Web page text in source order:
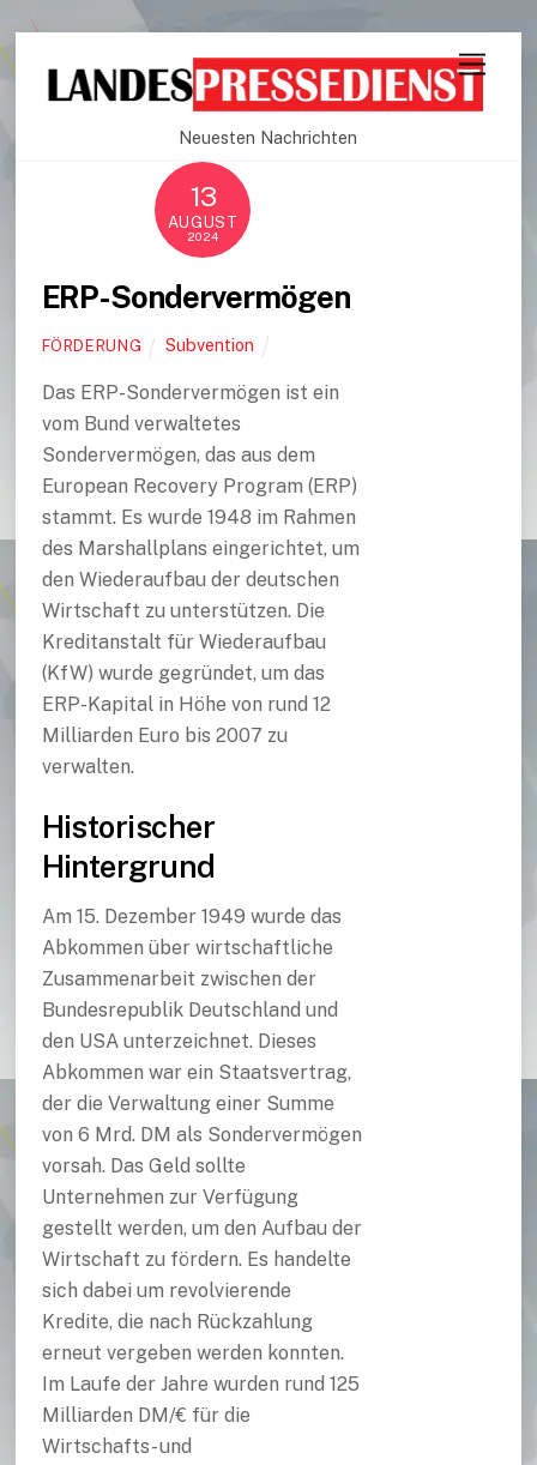
Neuesten Nachrichten
13
AUGUST
2024
ERP-Sondervermögen
FÖRDERUNG Subvention
Das ERP-Sondervermögen ist ein
vom Bund verwaltetes
Sondervermögen, das aus dem
European Recovery Program (ERP)
stammt. Es wurde 1948 im Rahmen
des Marshallplans eingerichtet, um
den Wiederaufbau der deutschen
Wirtschaft zu unterstützen. Die
Kreditanstalt für Wiederaufbau
(KfW) wurde gegründet, um das
ERP-Kapital in Höhe von rund 12
Milliarden Euro bis 2007 zu
verwalten.
Historischer
Hintergrund
Am 15. Dezember 1949 wurde das
Abkommen über wirtschaftliche
Zusammenarbeit zwischen der
Bundesrepublik Deutschland und
den USA unterzeichnet. Dieses
Abkommen war ein Staatsvertrag,
der die Verwaltung einer Summe
von 6 Mrd. DM als Sondervermögen
vorsah. Das Geld sollte
Unternehmen zur Verfügung
gestellt werden, um den Aufbau der
Wirtschaft zu fördern. Es handelte
sich dabei um revolvierende
Kredite, die nach Rückzahlung
erneut vergeben werden konnten.
Im Laufe der Jahre wurden rund 125
Milliarden DM/€ für die
Wirtschafts- und